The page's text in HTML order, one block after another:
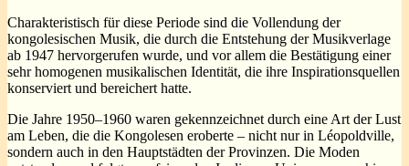
Charakteristisch für diese Periode sind die Vollendung der
kongolesischen Musik, die durch die Entstehung der Musikverlage
ab 1947 hervorgerufen wurde, und vor allem die Bestätigung einer
sehr homogenen musikalischen Identität, die ihre Inspirationsquellen
konserviert und bereichert hatte.
Die Jahre 1950–1960 waren gekennzeichnet durch eine Art der Lust
am Leben, die die Kongolesen eroberte – nicht nur in Léopoldville,
sondern auch in den Hauptstädten der Provinzen. Die Moden